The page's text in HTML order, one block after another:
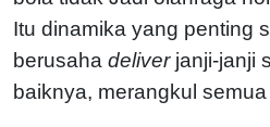
Itu dinamika yang penting
berusaha deliverjanji-janji
baiknya, merangkul